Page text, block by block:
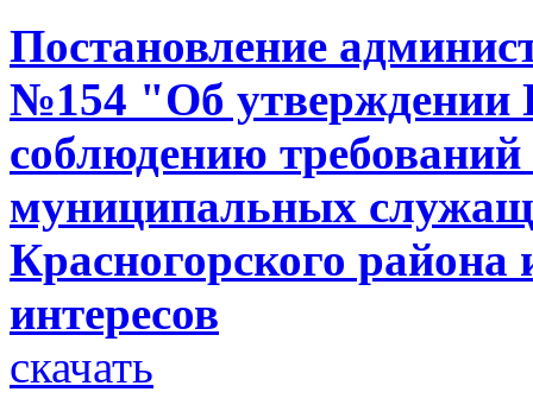
Постановление
№154 "Об утверждении
соблюдению
муниципальных
Красногорского
интересов
скачать